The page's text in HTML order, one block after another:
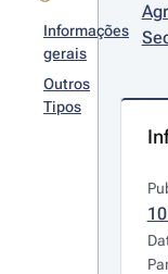
Informações
gerais
Outros
Tipos